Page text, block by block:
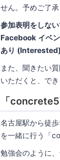
せん。予めご了承
参加表明をしな
Facebook イベ
あり (Interested)
また、聞きたい
いただくと、で
「
名古屋駅から徒
を一緒に行う「
勉強会のように